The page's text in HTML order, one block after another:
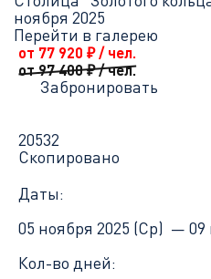
ноября 2025
Перейти в галерею
от 77 920 ₽/ чел.
от 97 400₽/ чел.
Забронировать
20532
Скопировано
Даты:
05 ноября 2025 (Ср) — 09
Кол-во дней: